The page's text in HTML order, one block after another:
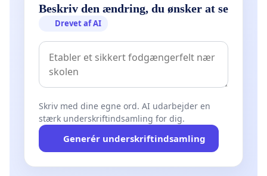
Beskriv den ændring, du ønsker at se
Drevet af AI
Skriv med dine egne ord. AI udarbejder en
stærk underskriftindsamling for dig.
Generér underskriftindsamling